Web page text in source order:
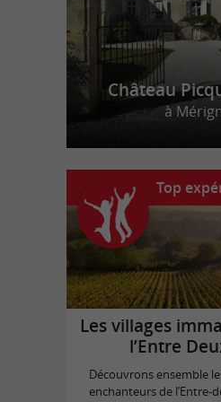
Château
à
Top
Les villages
l’Entre
Découvrons ensemble
enchanteurs de l’Entre-